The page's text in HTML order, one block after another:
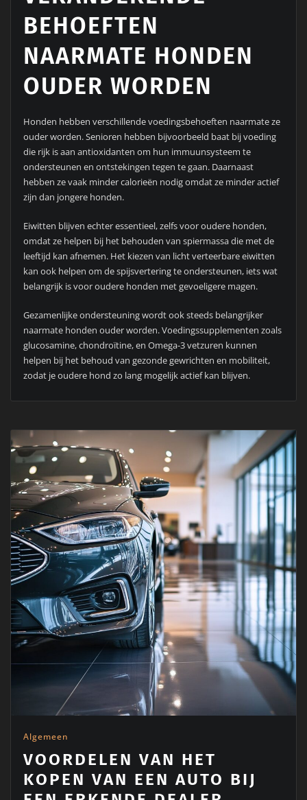
BEHOEFTEN
NAARMATE HONDEN
OUDER WORDEN
Honden hebben verschillende voedingsbehoeften naarmate ze
ouder worden. Senioren hebben bijvoorbeeld baat bij voeding
die rijk is aan antioxidanten om hun immuunsysteem te
ondersteunen en ontstekingen tegen te gaan. Daarnaast
hebben ze vaak minder calorieën nodig omdat ze minder actief
zijn dan jongere honden.
Eiwitten blijven echter essentieel, zelfs voor oudere honden,
omdat ze helpen bij het behouden van spiermassa die met de
leeftijd kan afnemen. Het kiezen van licht verteerbare eiwitten
kan ook helpen om de spijsvertering te ondersteunen, iets wat
belangrijk is voor oudere honden met gevoeligere magen.
Gezamenlijke ondersteuning wordt ook steeds belangrijker
naarmate honden ouder worden. Voedingssupplementen zoals
glucosamine, chondroïtine, en Omega-3 vetzuren kunnen
helpen bij het behoud van gezonde gewrichten en mobiliteit,
zodat je oudere hond zo lang mogelijk actief kan blijven.
Algemeen
VOORDELEN VAN HET
KOPEN VAN EEN AUTO BIJ